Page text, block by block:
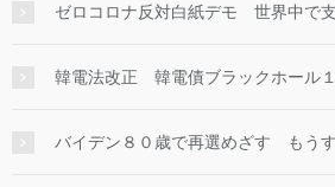
ゼロコロナ反対白紙デモ 世界中で支
韓電法改正 韓電債ブラックホール
バイデン８０歳で再選めざす もう